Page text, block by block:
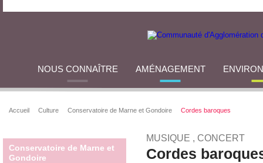
NOUS CONNAÎTRE AMÉNAGEMENT
Accueil Culture Conservatoire de Marne et Gondoire Cordes baroques
Conservatoire de Marne et
Gondoire
MUSIQUE , CONCERT
Cordes